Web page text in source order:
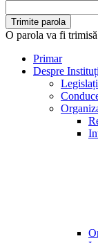
O parola va fi
Primar
Despre